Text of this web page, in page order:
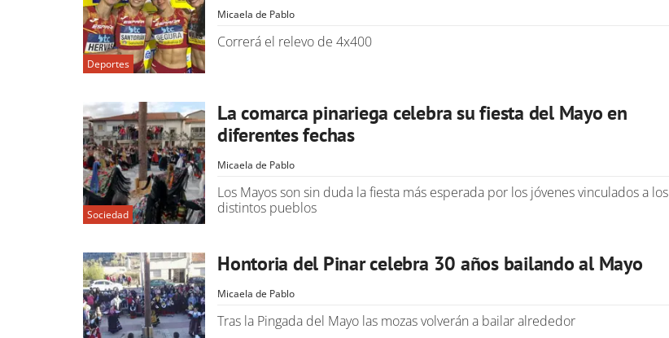
Deportes
Micaela de Pablo
Correrá el relevo de 4x400
Sociedad
La comarca pinariega celebra su fiesta del Mayo en
diferentes fechas
Micaela de Pablo
Los Mayos son sin duda la fiesta más esperada por los jóvenes vinculados a los
distintos pueblos
Hontoria del Pinar celebra 30 años bailando al Mayo
Micaela de Pablo
Tras la Pingada del Mayo las mozas volverán a bailar alrededor